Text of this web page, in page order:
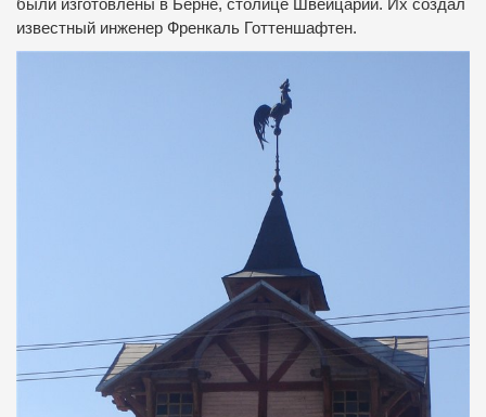
были изготовлены в Берне, столице Швейцарии. Их создал
известный инженер Френкаль Готтеншафтен.